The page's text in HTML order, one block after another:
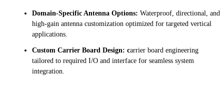
Domain-Specific Antenna Options: Waterproof, directional, and
high-gain antenna customization optimized for targeted vertical
applications.
Custom Carrier Board Design: carrier board engineering
tailored to required I/O and interface for seamless system
integration.